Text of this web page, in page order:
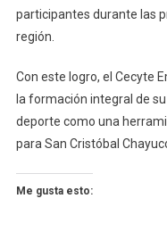
participantes durante las
región.
Con este logro, el Cecyte
la formación integral de
deporte como una
para San Cristóbal
Me gusta esto: